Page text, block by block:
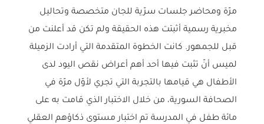
مرّة ومحاضر جلسات سرّية للجان متخصصة وتحاليل
مخبرية رسمية أثبتت هذه الحقيقة ولم تكن قد أعلنت من
قبل للجمهور. كانت الخطوة المتقدمة التي أرادت الزميلة
لميس أنّ تثبت فيها أحد أهم أعراض نقص اليود لدى
الأطفال هي قيامها بالتجربة التي تجري لأوّل مرّة في
الصحافة السورية، من خلال الاختبار الذي قامت به على
مائة طفل في المدرسة تم اختبار مستوى ذكاؤهم العقلي